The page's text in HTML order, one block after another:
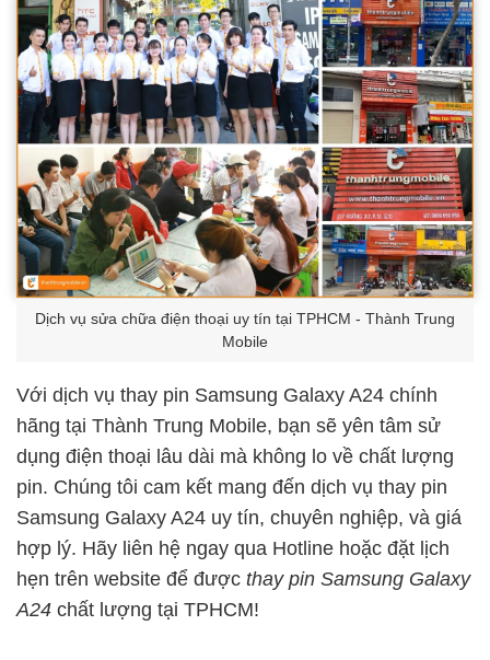
Dịch vụ sửa chữa điện thoại uy tín tại TPHCM - Thành Trung
Mobile
Với dịch vụ thay pin Samsung Galaxy A24 chính
hãng tại Thành Trung Mobile, bạn sẽ yên tâm sử
dụng điện thoại lâu dài mà không lo về chất lượng
pin. Chúng tôi cam kết mang đến dịch vụ thay pin
Samsung Galaxy A24 uy tín, chuyên nghiệp, và giá
hợp lý. Hãy liên hệ ngay qua Hotline hoặc đặt lịch
hẹn trên website để được thay pin Samsung Galaxy
A24 chất lượng tại TPHCM!